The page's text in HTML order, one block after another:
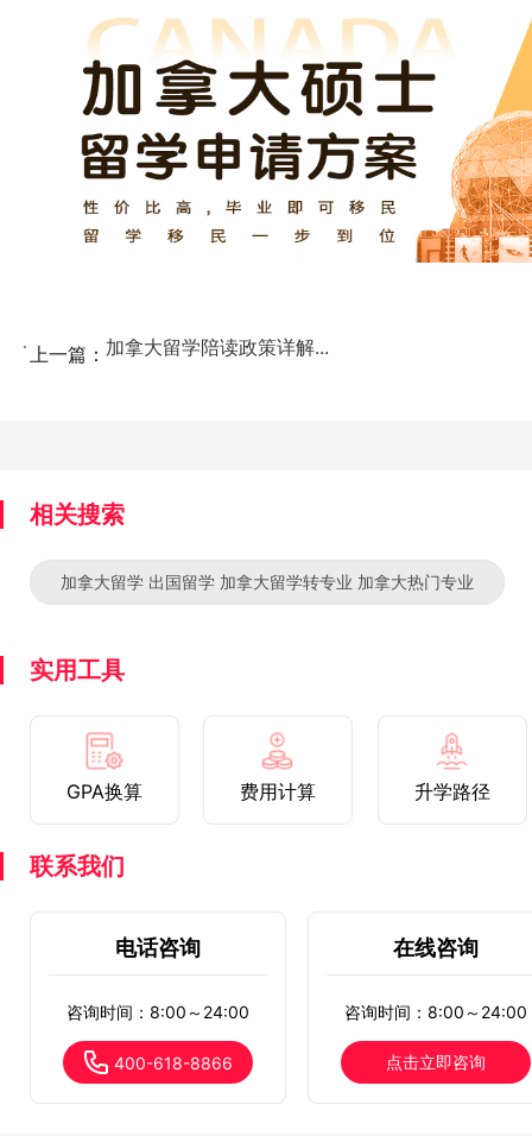
上一篇： 加拿大留学陪读政策详解...
相关搜索
加拿大留学 出国留学 加拿大留学转专业 加拿大热门专业
实用工具
GPA换算 费用计算 升学路径
联系我们
电话咨询
咨询时间：8:00～24:00
400-618-8866
在线咨询
咨询时间：8:00～24:00
点击立即咨询